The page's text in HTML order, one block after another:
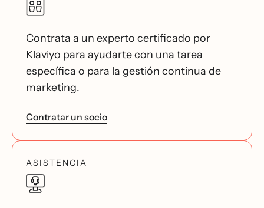
Contrata a un experto certificado por
Klaviyo para ayudarte con una tarea
específica o para la gestión continua de
marketing.
Contratar un socio
ASISTENCIA